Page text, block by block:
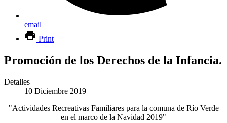
email
Print
Promoción de los Derechos de la Infancia.
Detalles
10 Diciembre 2019
"Actividades Recreativas Familiares para la comuna de Río Verde
en el marco de la Navidad 2019"